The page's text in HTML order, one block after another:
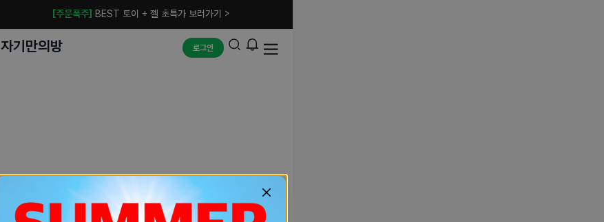
[주문폭주] BEST 토이 + 젤 초특가 보러가기 >
자기만의방 로그인